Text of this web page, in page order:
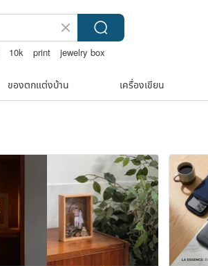
10k print
jewelry box
ของตกแต่งบ้าน เครื่องเขียน